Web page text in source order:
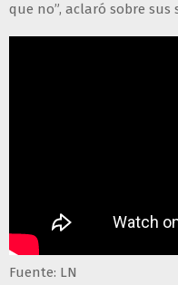
que no”, aclaró sobre sus
Fuente: LN